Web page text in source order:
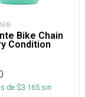
Bike Chain
Condition
de $3.165sin